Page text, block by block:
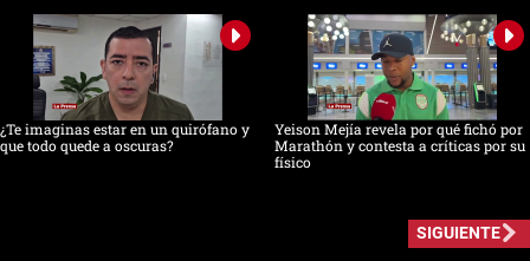
¿Te imaginas estar en un quirófano y
que todo quede a oscuras?
Yeison Mejía revela por qué fichó por
Marathón y contesta a críticas por su
físico
SIGUIENTE